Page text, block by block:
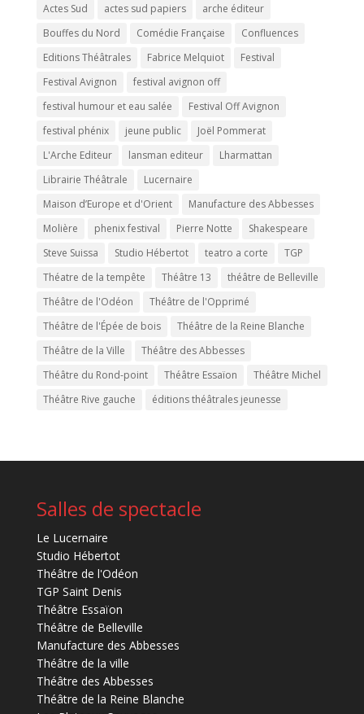
Actes Sud actes sud papiers
arche éditeur
Bouffes du Nord
Comédie Française
Confluences
Editions Théâtrales
Fabrice Melquiot
Festival
Festival Avignon
festival avignon off
festival humour et eau salée
Festival Off Avignon
festival phénix
jeune public
Joël Pommerat
L'Arche Editeur
lansman editeur
Lharmattan
Librairie Théâtrale
Lucernaire
Maison d’Europe et d'Orient
Manufacture des Abbesses
Molière
phenix festival Pierre Notte
Shakespeare
Steve Suissa
Studio Hébertot teatro a corte
TGP
Théatre de la tempête
Théâtre 13
théâtre de Belleville
Théâtre de l'Odéon
Théâtre de l'Opprimé
Théâtre de l'Épée de bois
Théâtre de la Reine Blanche
Théâtre de la Ville
Théâtre des Abbesses
Théâtre du Rond-point
Théâtre Essaïon
Théâtre Michel
Théâtre Rive gauche
éditions théâtrales jeunesse
Salles de spectacle
Le Lucernaire
Studio Hébertot
Théâtre de l'Odéon
TGP Saint Denis
Théâtre Essaïon
Théâtre de Belleville
Manufacture des Abbesses
Théâtre de la ville
Théâtre des Abbesses
Théâtre de la Reine Blanche